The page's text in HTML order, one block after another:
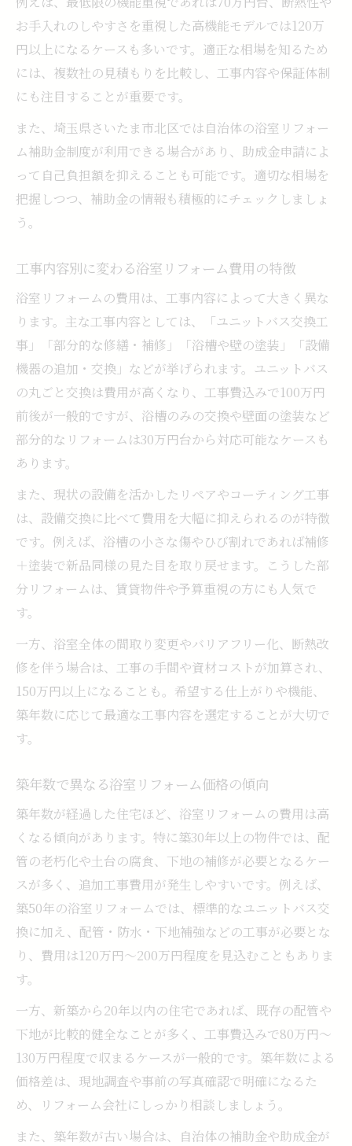
補助金を活かした工事費込み浴室リフォーム徹
底解説
さいたま市の浴室リフォーム補助金活用方
法
補助金申請で知っておきたい浴室リフォー
ムの条件
工事費込みで賢く利用する浴室リフォーム
補助金
快適浴室へ変身するユニットバス交換の流れ
ユニットバス交換で浴室リフォームを成功
させる流れ
工事費込みで分かるユニットバス交換のポ
イント
浴室リフォーム会社選びと施工の注意点
ユニットバスリフォームの価格と工事費込
順
マンションでもお得な浴室リフォームを実現す
る秘訣
マンションの浴室リフォーム費用を抑える
ランの選び方
浴室リフォームでマンションの価値を高め
る方法
この場所で信頼できる浴室リフォームの判断基
準
浴室リフォーム会社ランキングを参考にす
る理由
信頼できる浴室リフォーム会社の選び方ポ
イント
安心感
現地調査と説明の丁寧さで判断するリフォ
ーム会社
アフターサービスが充実した浴室リフォー
ム会社
お手入れのしやすさを重視した高機能モデルでは120万
円以上になるケースも多いです。適正な相場を知るため
には、複数社の見積もりを比較し、工事内容や保証体制
にも注目することが重要です。
また、埼玉県さいたま市北区では自治体の浴室リフォー
ム補助金制度が利用できる場合があり、助成金申請によ
って自己負担額を抑えることも可能です。適切な相場を
把握しつつ、補助金の情報も積極的にチェックしましょ
う。
工事内容別に変わる浴室リフォーム費用の特徴
浴室リフォームの費用は、工事内容によって大きく異な
ります。主な工事内容としては、「ユニットバス交換工
事」「部分的な修繕・補修」「浴槽や壁の塗装」「設備
機器の追加・交換」などが挙げられます。ユニットバス
の丸ごと交換は費用が高くなり、工事費込みで100万円
前後が一般的ですが、浴槽のみの交換や壁面の塗装など
部分的なリフォームは30万円台から対応可能なケースも
あります。
また、現状の設備を活かしたリペアやコーティング工事
は、設備交換に比べて費用を大幅に抑えられるのが特徴
です。例えば、浴槽の小さな傷やひび割れであれば補修
＋塗装で新品同様の見た目を取り戻せます。こうした部
分リフォームは、賃貸物件や予算重視の方にも人気で
す。
一方、浴室全体の間取り変更やバリアフリー化、断熱改
修を伴う場合は、工事の手間や資材コストが加算され、
150万円以上になることも。希望する仕上がりや機能、
築年数に応じて最適な工事内容を選定することが大切で
す。
築年数で異なる浴室リフォーム価格の傾向
築年数が経過した住宅ほど、浴室リフォームの費用は高
くなる傾向があります。特に築30年以上の物件では、配
管の老朽化や土台の腐食、下地の補修が必要となるケー
スが多く、追加工事費用が発生しやすいです。例えば、
築50年の浴室リフォームでは、標準的なユニットバス交
換に加え、配管・防水・下地補強などの工事が必要とな
り、費用は120万円〜200万円程度を見込むこともありま
す。
一方、新築から20年以内の住宅であれば、既存の配管や
下地が比較的健全なことが多く、工事費込みで80万円〜
130万円程度で収まるケースが一般的です。築年数による
価格差は、現地調査や事前の写真確認で明確になるた
め、リフォーム会社にしっかり相談しましょう。
また、築年数が古い場合は、自治体の補助金や助成金が